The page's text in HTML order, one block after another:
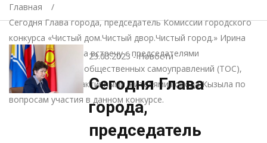
Главная
Сегодня Глава города, председатель Комиссии городского
конкурса «Чистый дом.Чистый двор.Чистый город.» Ирина
Казанцева провела встречу с председателями
территориальных общественных самоуправлений (ТОС),
старшими МКД и активными жителями города Кызыла по
вопросам участия в данном конкурсе.
23.03.2023- Новости
Сегодня Глава
города,
председатель